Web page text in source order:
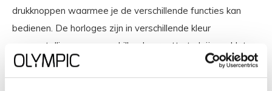
drukknoppen waarmee je de verschillende functies kan
bedienen. De horloges zijn in verschillende kleur
samenstellingen en verschillende grootte te krijgen. Het
horloge heeft tijd,- datum,- dag,- aanduiding. Ook heeft het
een timer, alarm en stopwatch functie. Dit geeft het